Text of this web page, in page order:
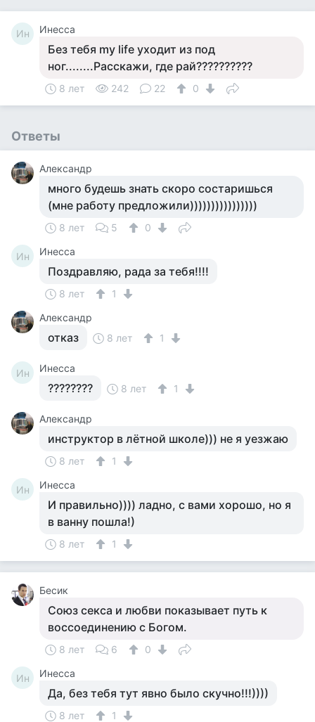
Ин Инесса
Без тебя my life уходит из под
ног........Расскажи, где рай??????????
8 лет 242 22 0
Ответы
Александр
много будешь знать скоро состаришься
(мне работу предложили))))))))))))))))
8 лет 5 0
Ин Инесса
Поздравляю, рада за тебя!!!!
8 лет
1
Александр
отказ 8 лет 1
Ин Инесса
???????? 8 лет 1
Александр
инструктор в лётной школе))) не я уезжаю
8 лет 1
Ин Инесса
И правильно)))) ладно, с вами хорошо, но я
в ванну пошла!)
8 лет 1
Бесик
Союз секса и любви показывает путь к
воссоединению с Богом.
8 лет 6 0
Ин Инесса
Да, без тебя тут явно было скучно!!!))))
8 лет
1